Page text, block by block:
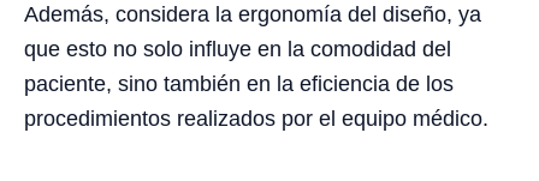
Además, considera la ergonomía del diseño, ya
que esto no solo influye en la comodidad del
paciente, sino también en la eficiencia de los
procedimientos realizados por el equipo médico.